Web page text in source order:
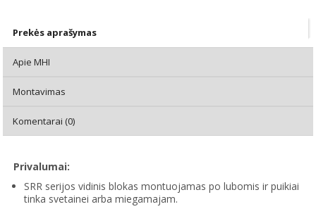
Prekės aprašymas
Apie MHI
Montavimas
Komentarai (0)
Privalumai:
SRR serijos vidinis blokas montuojamas po lubomis ir puikiai
tinka svetainei arba miegamajam.